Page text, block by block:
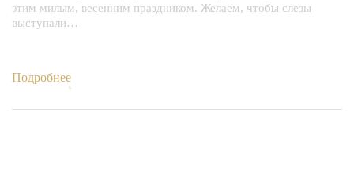
этим милым, весенним праздником. Желаем, чтобы слезы
выступали…
Подробнее